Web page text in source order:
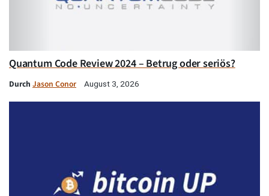
Quantum Code Review 2024 – Betrug oder seriös?
Durch Jason Conor August 3, 2026